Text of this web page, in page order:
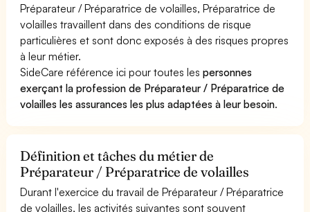
Préparateur / Préparatrice de volailles, Préparatrice de
volailles travaillent dans des conditions de risque
particulières et sont donc exposés à des risques propres
à leur métier.
SideCare référence ici pour toutes lespersonnes
exerçant la profession de Préparateur / Préparatrice de
volailles les assurances les plus adaptées à leur besoin.
Définition et tâches du métier de
Préparateur / Préparatrice de volailles
Durant l'exercice du travail de Préparateur / Préparatrice
de volailles, les activités suivantes sont souvent